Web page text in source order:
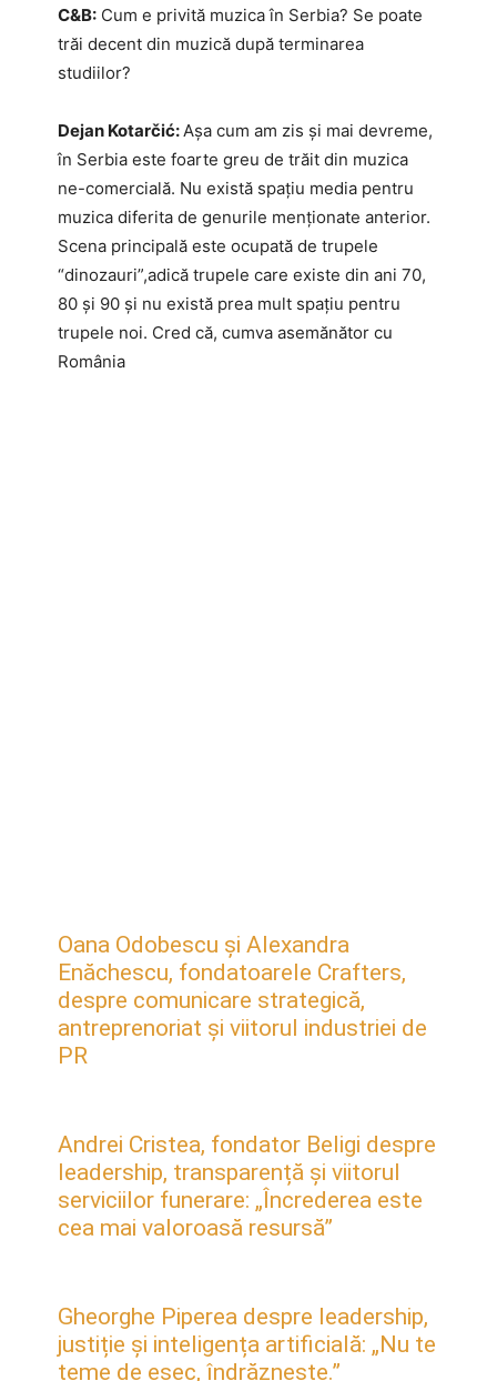
C&B: Cum e privită muzica în Serbia? Se poate
trăi decent din muzică după terminarea
studiilor?
Dejan Kotarčić:Așa cum am zis și mai devreme,
în Serbia este foarte greu de trăit din muzica
ne-comercială. Nu există spațiu media pentru
muzica diferita de genurile menționate anterior.
Scena principală este ocupată de trupele
“dinozauri”,adică trupele care existe din ani 70,
80 și 90 și nu există prea mult spațiu pentru
trupele noi. Cred că, cumva asemănător cu
România
Oana Odobescu și Alexandra
Enăchescu, fondatoarele Crafters,
despre comunicare strategică,
antreprenoriat și viitorul industriei de
PR
Andrei Cristea, fondator Beligi despre
leadership, transparență și viitorul
serviciilor funerare: „Încrederea este
cea mai valoroasă resursă”
Gheorghe Piperea despre leadership,
justiție și inteligența artificială: „Nu te
teme de eșec, îndrăznește.”